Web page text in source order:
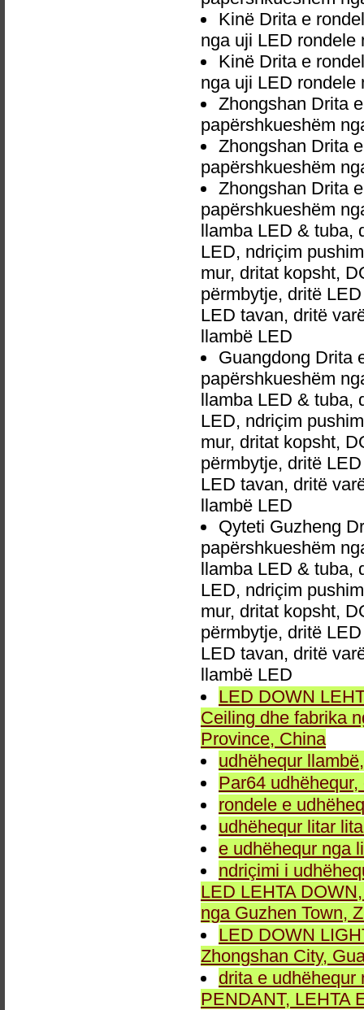
Kinë Drita e
nga uji LED rondele
Kinë Drita e
nga uji LED rondele
Zhongshan Drita
papërshkueshëm
Zhongshan Drita
papërshkueshëm
Zhongshan Drita
papërshkueshëm
llamba LED & tuba,
LED, ndriçim
mur, dritat kopsht,
përmbytje, dritë
LED tavan, dritë
llambë LED
Guangdong Drita
papërshkueshëm
llamba LED & tuba,
LED, ndriçim
mur, dritat kopsht,
përmbytje, dritë
LED tavan, dritë
llambë LED
Qyteti Guzheng
papërshkueshëm
llamba LED & tuba,
LED, ndriçim
mur, dritat kopsht,
përmbytje, dritë
LED tavan, dritë
llambë LED
LED DOWN
Ceiling dhe fabrika
Province, China
udhëhequr
Par64
rondele e
udhëhequr litar
e udhëhequr nga
ndriçimi i
LED LEHTA
nga Guzhen Town,
LED DOWN
Zhongshan City,
drita e udhëhequr
PENDANT, LEHTA